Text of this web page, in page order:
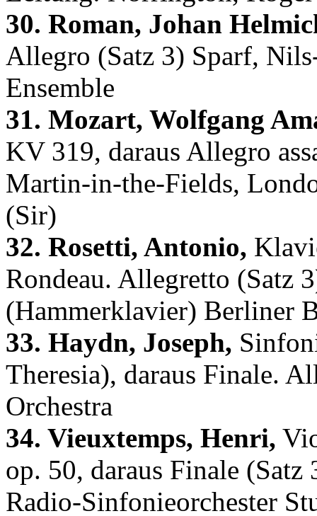
30. Roman, Johan
Allegro (Satz 3) Sparf,
Ensemble
31. Mozart, Wolfgang
KV 319, daraus Allegro
Martin-in-the-Fields,
(Sir)
32. Rosetti, Antonio,
Rondeau. Allegretto (Satz
(Hammerklavier) Berliner
33. Haydn, Joseph,
Theresia), daraus Finale.
Orchestra
34. Vieuxtemps, Henri,
op. 50, daraus Finale
Radio-Sinfonieorchester